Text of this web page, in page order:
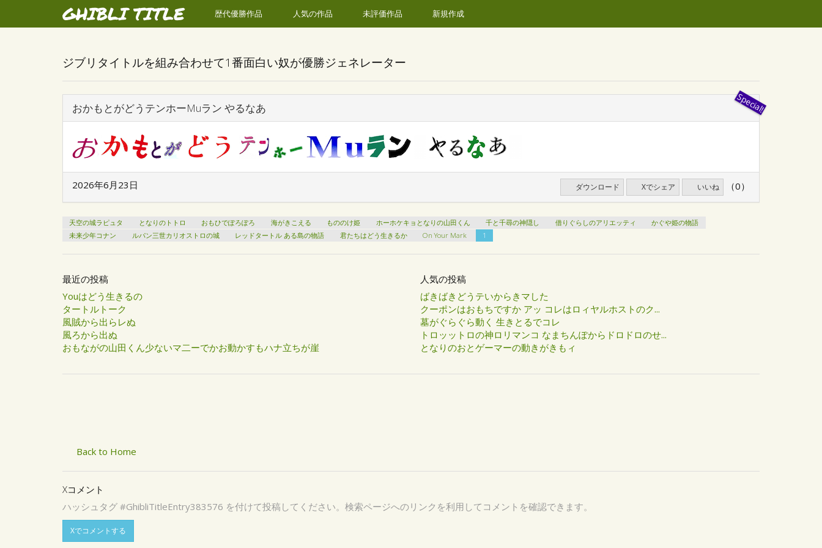
GHIBLI TITLE 歴代優勝作品 人気の作品 未評価作品 新規作成
ジブリタイトルを組み合わせて1番面白い奴が優勝ジェネレーター
おかもとがどうテンホーMuラン やるなあ
2026年6月23日 ダウンロード Xでシェア いいね （0）
天空の城ラピュタ となりのトトロ おもひでぽろぽろ 海がきこえる もののけ姫 ホーホケキョとなりの山田くん 千と千尋の神隠し 借りぐらしのアリエッティ
かぐや姫の物語
未来少年コナン
ルパン三世カリオストロの城 レッドタートル ある島の物語 君たちはどう生きるか On Your Mark 1
最近の投稿
Youはどう生きるの
タートルトーク
風賊から出らレぬ
風ろから出ぬ
おもながの山田くん少ないマ二ーでかお動かすもハナ立ちが崖
人気の投稿
ばきばきどうテいからきマした
クーポンはおもちですか アッ コレはロィヤルホストのク...
墓がぐらぐら動く 生きとるでコレ
トロッットロの神ロリマンコ なまちんぽからドロドロのせ...
となりのおとゲーマーの動きがきもィ
Back to Home
Xコメント
ハッシュタグ #GhibliTitleEntry383576 を付けて投稿してください。検索ページへのリンクを利用してコメントを確認できます。
Xでコメントする